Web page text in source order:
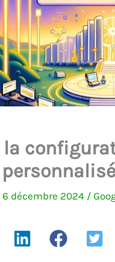
la
6 décembre 2024 /